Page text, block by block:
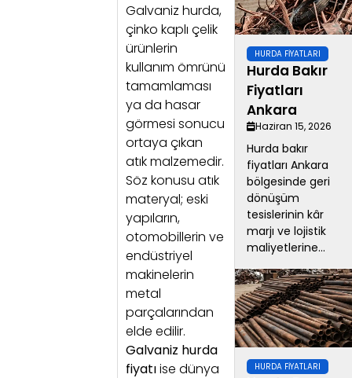
Galvaniz hurda,
çinko kaplı çelik
ürünlerin
kullanım ömrünü
tamamlaması
ya da hasar
görmesi sonucu
ortaya çıkan
atık malzemedir.
Söz konusu atık
materyal; eski
yapıların,
otomobillerin ve
endüstriyel
makinelerin
metal
parçalarından
elde edilir.
Galvaniz hurda
fiyatıise dünya
HURDA FIYATLARI
Hurda Bakır
Fiyatları
Ankara
Haziran 15, 2026
Hurda bakır
fiyatları Ankara
bölgesinde geri
dönüşüm
tesislerinin kâr
marjı ve lojistik
maliyetlerine...
HURDA FIYATLARI